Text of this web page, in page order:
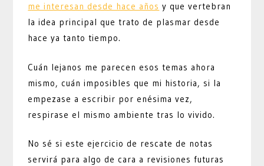
me interesan desde hace años y que vertebran
la idea principal que trato de plasmar desde
hace ya tanto tiempo.
Cuán lejanos me parecen esos temas ahora
mismo, cuán imposibles que mi historia, si la
empezase a escribir por enésima vez,
respirase el mismo ambiente tras lo vivido.
No sé si este ejercicio de rescate de notas
servirá para algo de cara a revisiones futuras